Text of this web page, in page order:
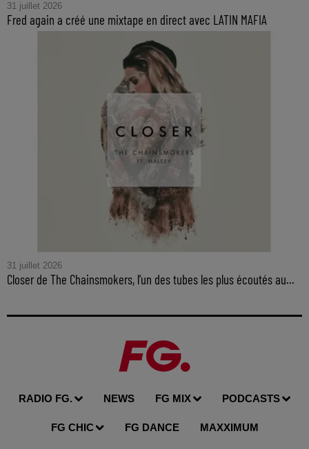
31 juillet 2026
Fred again a créé une mixtape en direct avec LATIN MAFIA
31 juillet 2026
Closer de The Chainsmokers, l’un des tubes les plus écoutés au...
RADIO FG. NEWS FG MIX PODCASTS
FG CHIC FG DANCE MAXXIMUM